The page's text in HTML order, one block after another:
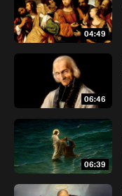
04:49
06:46
06:39